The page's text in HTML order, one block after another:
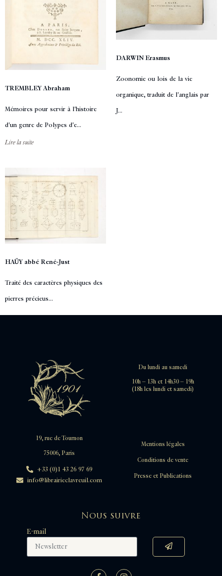
TREMBLEY Abraham
Mémoires pour servir à l'histoire
d'un genre de Polypes d'e...
Lire la suite
DARWIN Erasmus
Zoonomie ou lois de la vie
organique, traduit de l'anglais par
J...
HAÜY abbé René-Just
Traité des caractères physiques des
pierres précieus...
Du lundi au samedi
10h – 13h et 14h30 – 19h
(18h les lundi et samedi)
19, rue de Tournon
75006, Paris
+33 (0)1 43 26 97 69
info@librairieclavreuil.com
Mentions légales
Conditions de vente
Presse et Publications
Nous suivre
E-mail